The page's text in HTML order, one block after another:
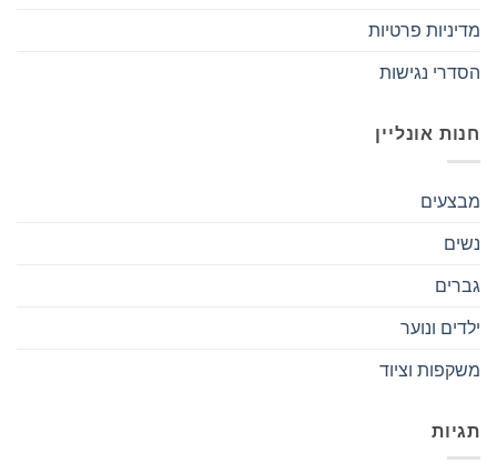
מדיניות פרטיות
הסדרי נגישות
חנות אונליין
מבצעים
נשים
גברים
ילדים ונוער
משקפות וציוד
תגיות